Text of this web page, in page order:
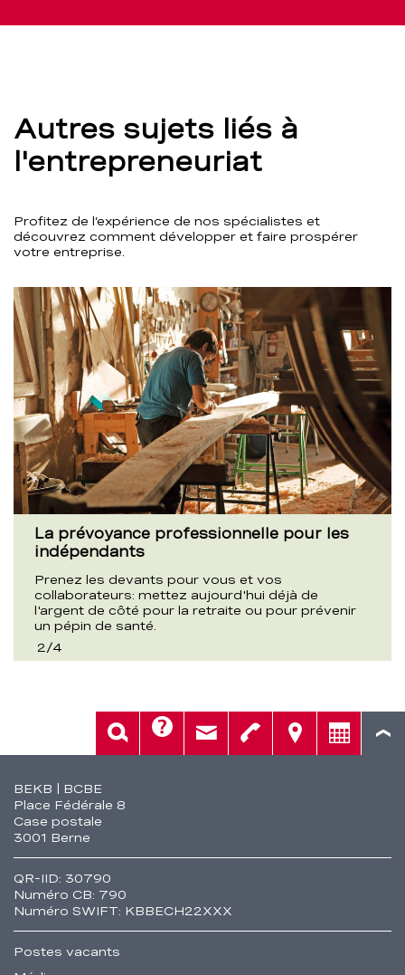
Autres sujets liés à
l'entrepreneuriat
Profitez de l’expérience de nos spécialistes et
découvrez comment développer et faire prospérer
votre entreprise.
La prévoyance professionnelle pour les
indépendants
Prenez les devants pour vous et vos
collaborateurs: mettez aujourd'hui déjà de
l'argent de côté pour la retraite ou pour prévenir
un pépin de santé.
2/4
Fusszeile
BEKB | BCBE
Place Fédérale 8
Case postale
3001 Berne
QR-IID: 30790
Numéro CB: 790
Numéro SWIFT: KBBECH22XXX
Postes vacants